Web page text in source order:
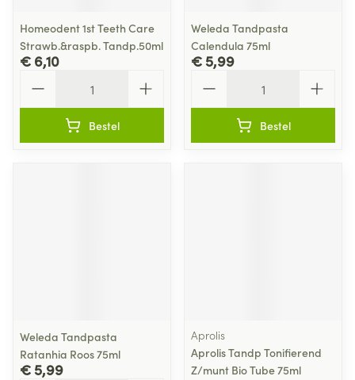
Homeodent 1st Teeth Care
Strawb.&raspb. Tandp.50ml
€ 6,10
Bestel
Weleda Tandpasta
Calendula 75ml
€ 5,99
Bestel
Weleda Tandpasta
Ratanhia Roos 75ml
€ 5,99
Aprolis
Aprolis Tandp Tonifierend
Z/munt Bio Tube 75ml